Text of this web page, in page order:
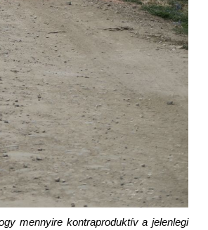
mennyire kontraproduktív a jelenlegi